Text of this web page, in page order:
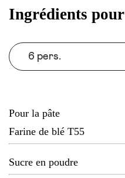
Ingrédients pour
6 pers.
Pour la pâte
Farine de blé T55
Sucre en poudre